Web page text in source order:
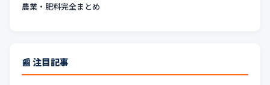
農業・肥料完全まとめ
📰 注目記事